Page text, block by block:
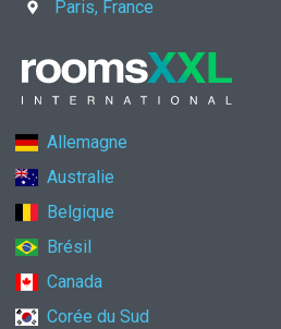
Paris, France
Allemagne
Australie
Belgique
Brésil
Canada
Corée du Sud